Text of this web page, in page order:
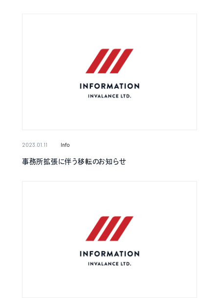
2023.01.11 Info
事務所拡張に伴う移転のお知らせ